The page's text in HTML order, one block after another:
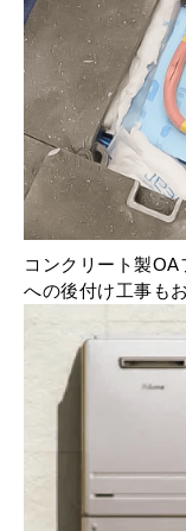
コンクリート製
への後付け工事も